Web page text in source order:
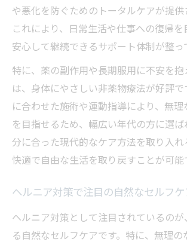
や悪化を防ぐためのトータルケアが提供
これにより、日常生活や仕事への復帰を
安心して継続できるサポート体制が整っ
特に、薬の副作用や長期服用に不安を抱
は、身体にやさしい非薬物療法が好評で
に合わせた施術や運動指導により、無
を目指せるため、幅広い年代の方に選ば
分に合った現代的なケア方法を取り入れ
快適で自由な生活を取り戻すことが可能
ヘルニア対策で注目の自然なセルフケ
ヘルニア対策として注目されているの
る自然なセルフケアです。特に、無理の